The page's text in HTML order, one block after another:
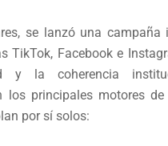
se lanzó una campaña
TikTok, Facebook e
y la coherencia
los principales motores
por sí solos: